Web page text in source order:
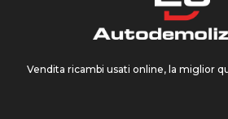
Vendita ricambi usati online, la miglior